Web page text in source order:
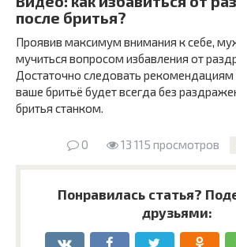
после бритья?
Проявив максимум внимания к себе,
мучиться вопросом избавления от
Достаточно следовать рекомендациям
ваше бритьё будет всегда без
бритья станком.
0 13 115 просмотров
Понравилась статья?
друзьями: